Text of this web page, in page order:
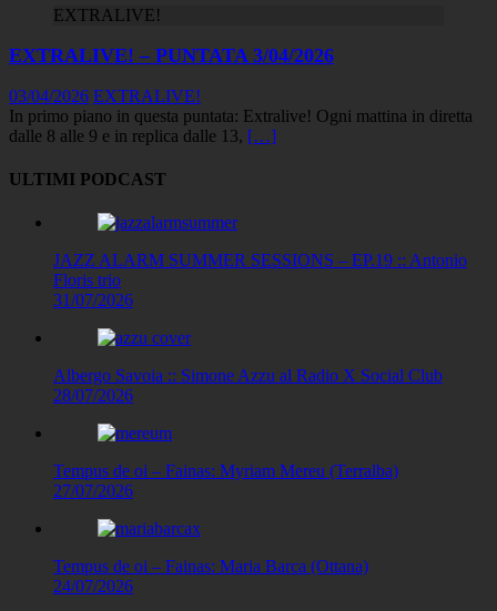
EXTRALIVE!
EXTRALIVE! – PUNTATA 3/04/2026
03/04/2026 EXTRALIVE!
In primo piano in questa puntata: Extralive! Ogni mattina in diretta
dalle 8 alle 9 e in replica dalle 13, […]
ULTIMI PODCAST
JAZZ ALARM SUMMER SESSIONS – EP.19 :: Antonio
Floris trio
31/07/2026
Albergo Savoia :: Simone Azzu al Radio X Social Club
28/07/2026
Tempus de oi – Fainas: Myriam Mereu (Terralba)
27/07/2026
Tempus de oi – Fainas: Maria Barca (Ottana)
24/07/2026